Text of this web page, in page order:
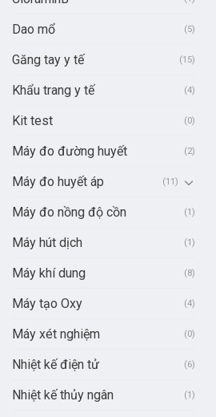
Dao mổ (5)
Găng tay y tế (15)
Khẩu trang y tế (4)
Kit test (0)
Máy đo đường huyết (2)
Máy đo huyết áp (11)
Máy đo nồng độ cồn (1)
Máy hút dịch (1)
Máy khí dung (8)
Máy tạo Oxy (4)
Máy xét nghiệm (0)
Nhiệt kế điện tử (6)
Nhiệt kế thủy ngân (1)